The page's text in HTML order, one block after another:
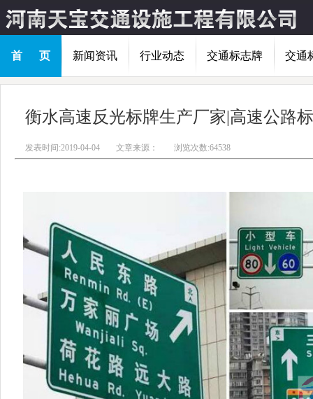
首 页 新闻资讯 行业动态 交通标志牌 交通
衡水高速反光标牌生产厂家|高速公路
发表时间:2019-04-04 文章来源： 浏览次数:64538